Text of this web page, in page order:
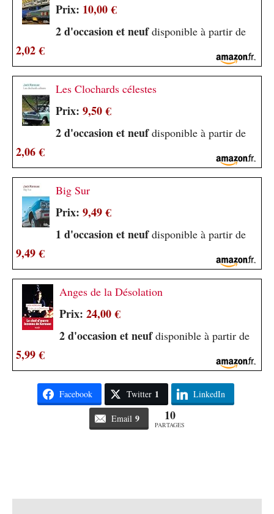
Prix: 10,00 €
2 d'occasion et neufdisponible à partir de
2,02 €
Les Clochards célestes
Prix: 9,50 €
2 d'occasion et neufdisponible à partir de
2,06 €
Big Sur
Prix: 9,49 €
1 d'occasion et neufdisponible à partir de
9,49 €
Anges de la Désolation
Prix: 24,00 €
2 d'occasion et neufdisponible à partir de
5,99 €
Facebook Twitter 1 LinkedIn
Email 9 10
PARTAGES